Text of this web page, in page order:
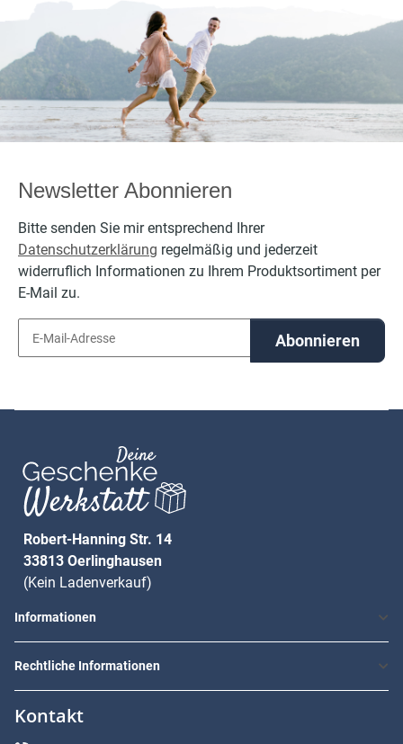
Newsletter Abonnieren
Bitte senden Sie mir entsprechend Ihrer
Datenschutzerklärung regelmäßig und jederzeit
widerruflich Informationen zu Ihrem Produktsortiment per
E-Mail zu.
Abonnieren
Robert-Hanning Str. 14
33813 Oerlinghausen
(Kein Ladenverkauf)
Informationen
Rechtliche Informationen
Kontakt